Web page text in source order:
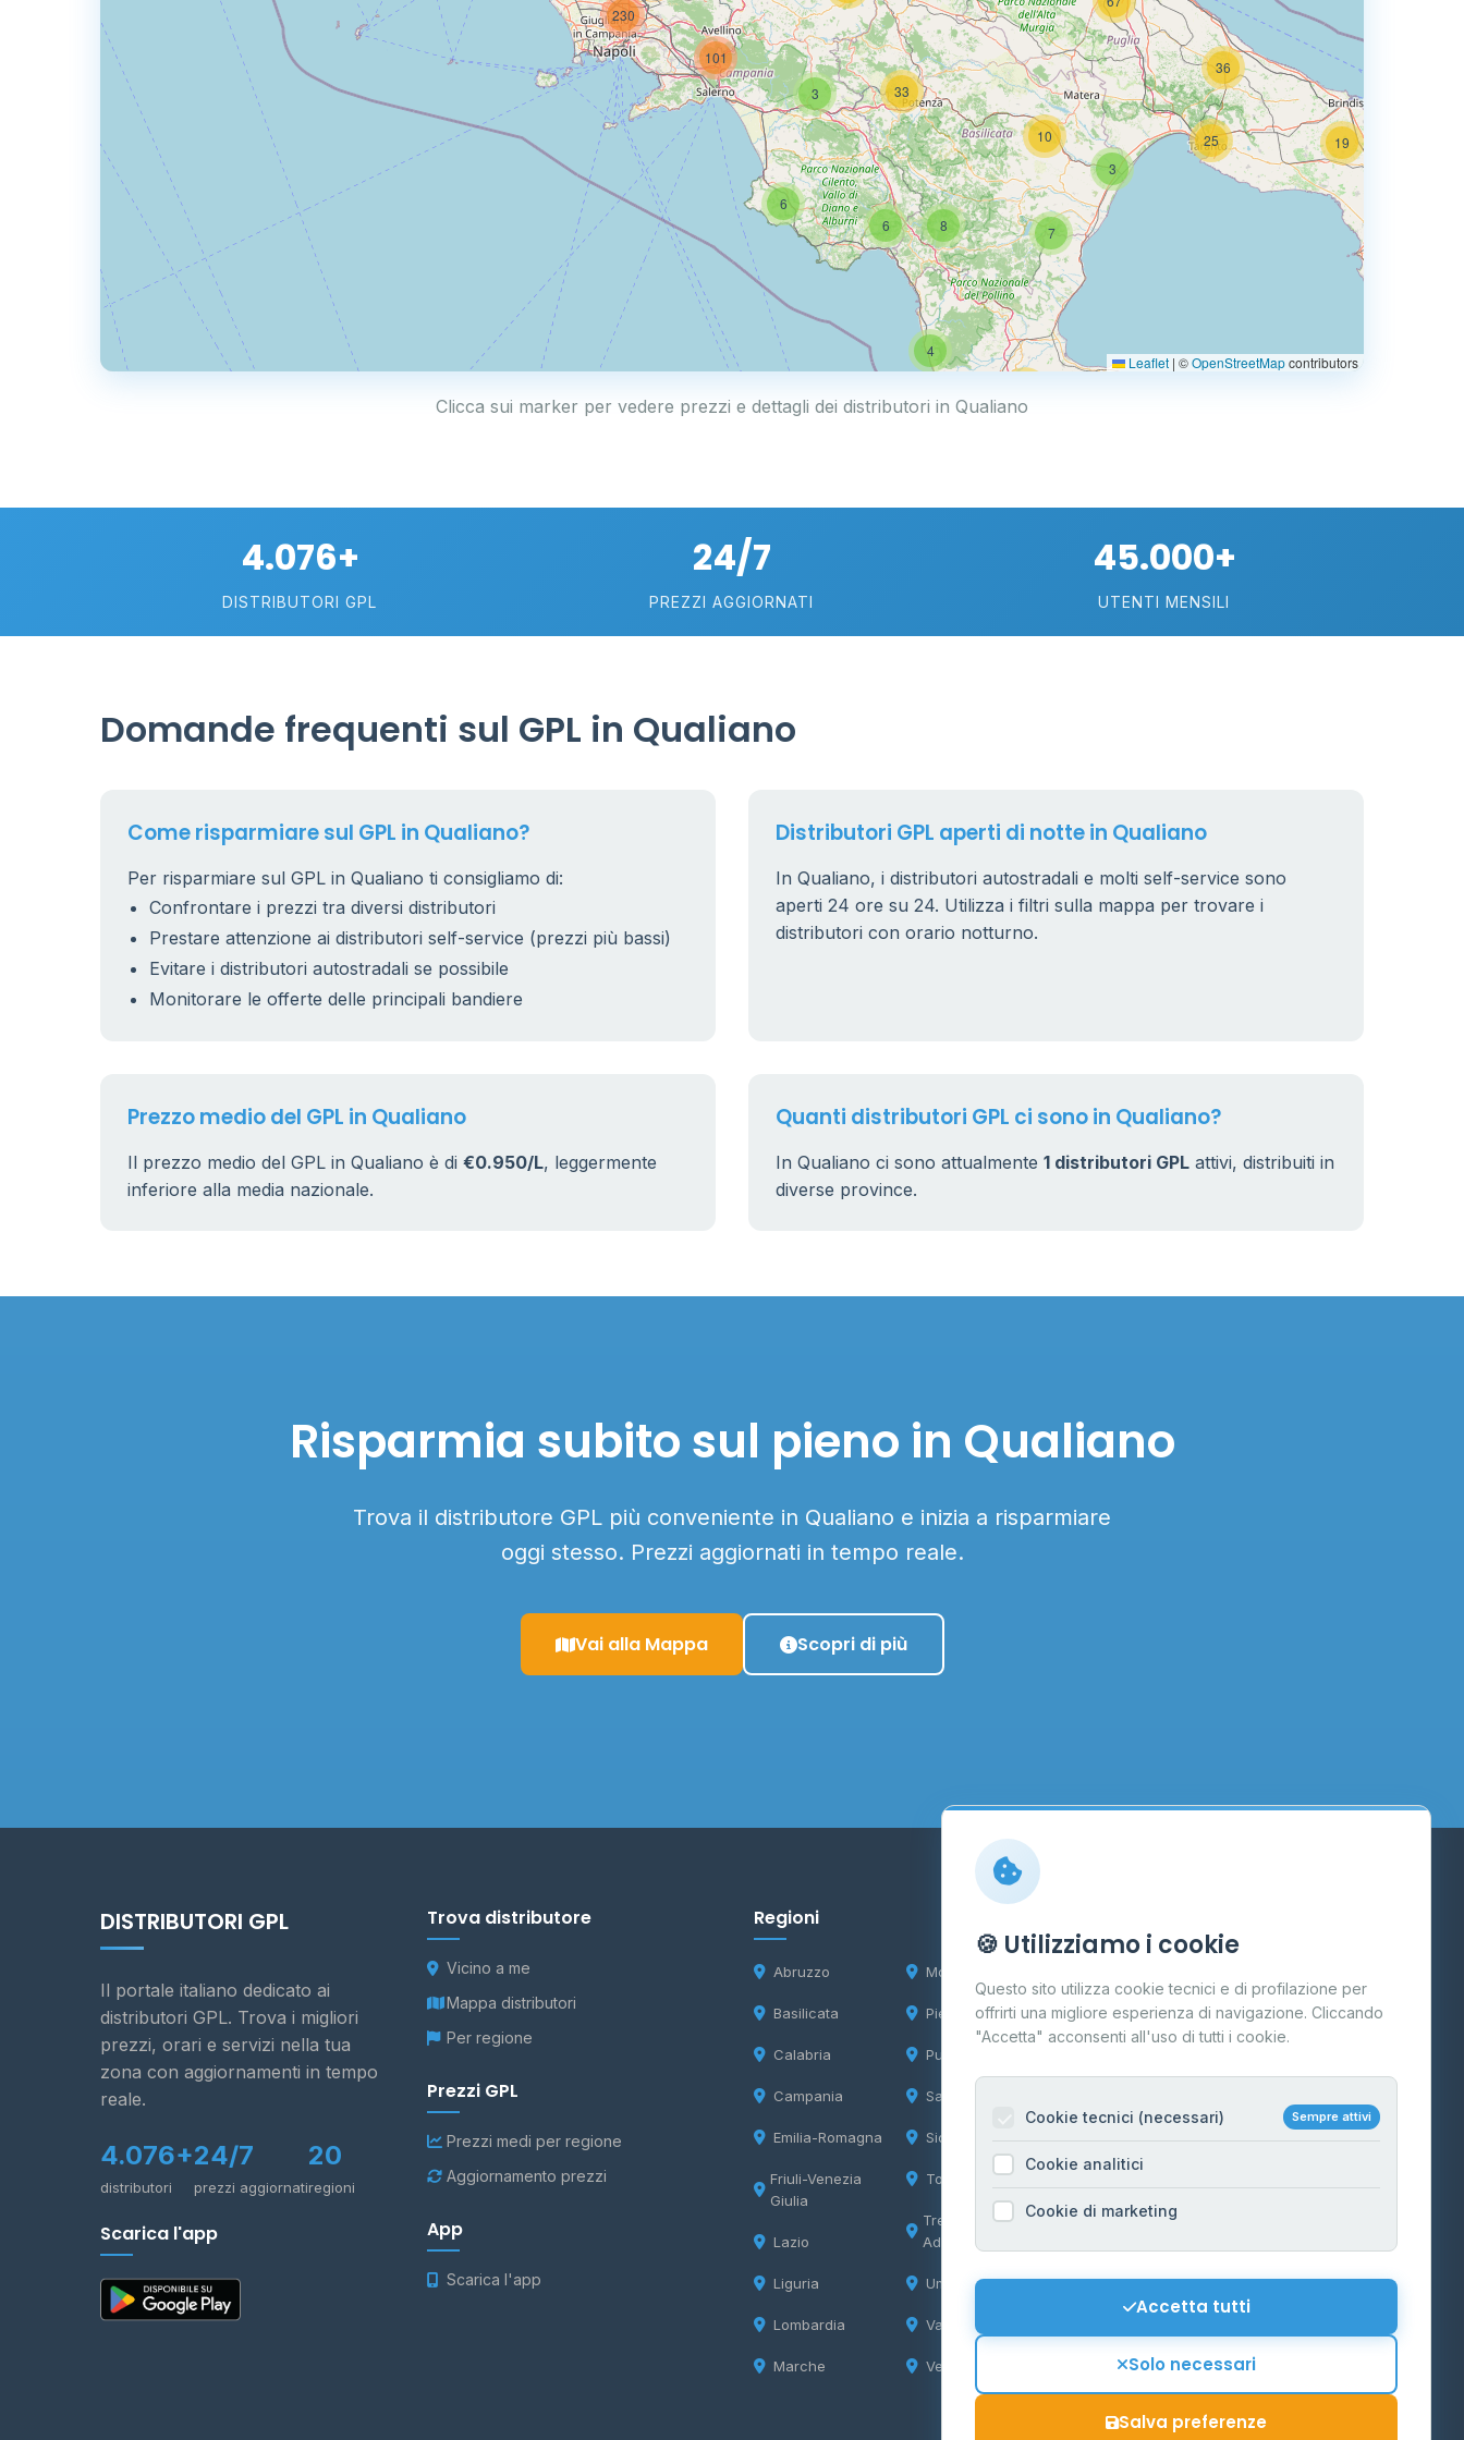
53
5
9
101
230
6
6
10
7
8
4
3
10
3 33
25 19
36
Leaflet | ©OpenStreetMapcontributors
Clicca sui marker per vedere prezzi e dettagli dei distributori in Qualiano
4.076+
DISTRIBUTORI GPL
24/7
PREZZI AGGIORNATI
45.000+
UTENTI MENSILI
Domande frequenti sul GPL in Qualiano
Come risparmiare sul GPL in Qualiano?
Per risparmiare sul GPL in Qualiano ti consigliamo di:
Confrontare i prezzi tra diversi distributori
Prestare attenzione ai distributori self-service (prezzi più bassi)
Evitare i distributori autostradali se possibile
Monitorare le offerte delle principali bandiere
Distributori GPL aperti di notte in Qualiano
In Qualiano, i distributori autostradali e molti self-service sono
aperti 24 ore su 24. Utilizza i filtri sulla mappa per trovare i
distributori con orario notturno.
Prezzo medio del GPL in Qualiano
Il prezzo medio del GPL in Qualiano è di €0.950/L, leggermente
inferiore alla media nazionale.
Quanti distributori GPL ci sono in Qualiano?
In Qualiano ci sono attualmente 1 distributori GPL attivi, distribuiti in
diverse province.
Risparmia subito sul pieno in Qualiano
Trova il distributore GPL più conveniente in Qualiano e inizia a risparmiare
oggi stesso. Prezzi aggiornati in tempo reale.
Vai alla Mappa Scopri di più
DISTRIBUTORI GPL
Il portale italiano dedicato ai
distributori GPL. Trova i migliori
prezzi, orari e servizi nella tua
zona con aggiornamenti in tempo
reale.
4.076+
distributori
24/7
prezzi aggiornati
20
regioni
Scarica l'app
Trova distributore
Vicino a me
Mappa distributori
Per regione
Prezzi GPL
Prezzi medi per regione
Aggiornamento prezzi
App
Scarica l'app
Regioni
Abruzzo
Basilicata
Calabria
Campania
Emilia-Romagna
Friuli-Venezia
Giulia
Lazio
Liguria
Lombardia
Marche
Molise
Piemonte
Puglia
Sardegna
Sicilia
Toscana
Trentino-Alto
Adige
Umbria
Valle d'Aosta
Veneto
Contatti
Per gestori
Informazioni legali
Privacy Policy
Cookie Policy
Mappa del sito
Contattaci
🍪 Utilizziamo i cookie
Questo sito utilizza cookie tecnici e di profilazione per
offrirti una migliore esperienza di navigazione. Cliccando
"Accetta" acconsenti all'uso di tutti i cookie.
Cookie tecnici (necessari) Sempre attivi
Cookie analitici
Cookie di marketing
Accetta tutti
Solo necessari
Salva preferenze